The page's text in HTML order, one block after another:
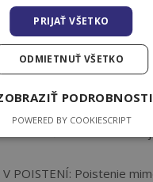
Erasmus ti v nej
V POISTENÍ: Poistenie
PRIJAŤ VŠETKO
ODMIETNUŤ VŠETKO
PODROBNOSTI
POWERED BY COOKIESCRIPT